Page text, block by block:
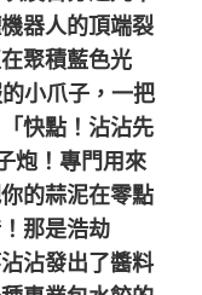
器人的頂端裂
聚積藍色光
小爪子，一把
快點！沾沾先
炮！專門用來
的蒜泥在零點
那是浩劫
沾發出了醬料